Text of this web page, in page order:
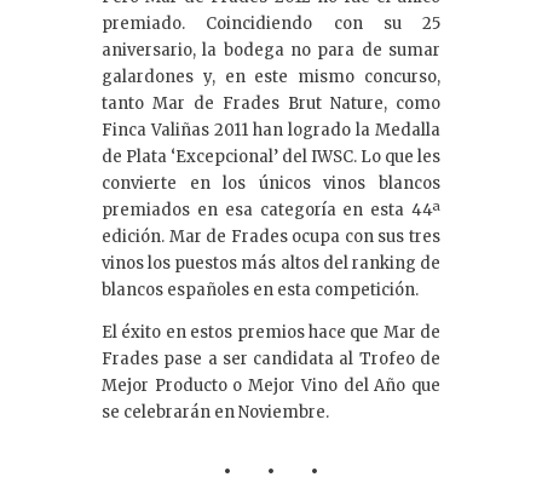
premiado. Coincidiendo con su 25
aniversario, la bodega no para de sumar
galardones y, en este mismo concurso,
tanto Mar de Frades Brut Nature, como
Finca Valiñas 2011 han logrado la Medalla
de Plata ‘Excepcional’ del IWSC. Lo que les
convierte en los únicos vinos blancos
premiados en esa categoría en esta 44ª
edición. Mar de Frades ocupa con sus tres
vinos los puestos más altos del ranking de
blancos españoles en esta competición.
El éxito en estos premios hace que Mar de
Frades pase a ser candidata al Trofeo de
Mejor Producto o Mejor Vino del Año que
se celebrarán en Noviembre.